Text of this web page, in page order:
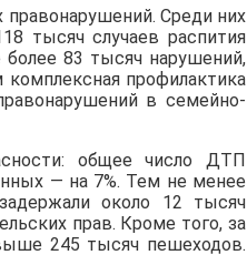
правонарушений. Среди них
тысяч случаев распития
83 тысяч нарушений,
профилактика
в семейно-
общее число ДТП
— на 7%. Тем не менее
около 12 тысяч
прав. Кроме того, за
245 тысяч пешеходов.